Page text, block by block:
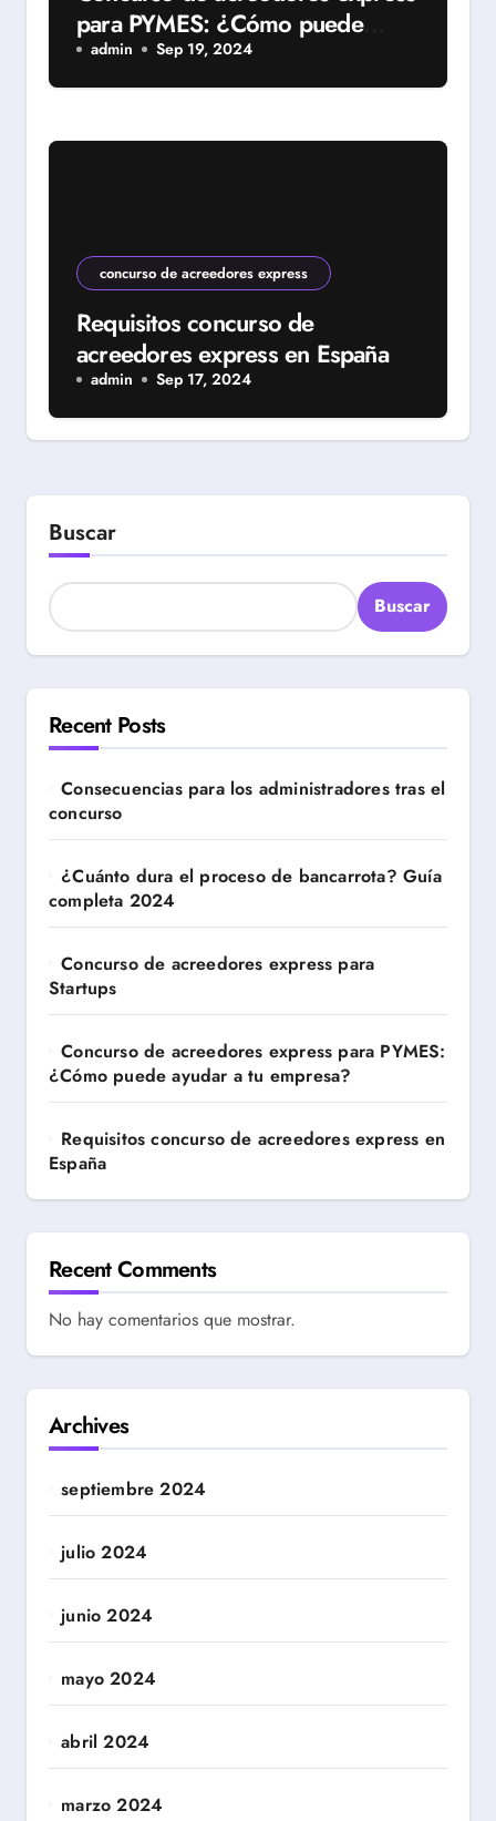
para PYMES: ¿Cómo puede
ayudar a tu empresa?
admin Sep 19, 2024
concurso de acreedores express
Requisitos concurso de
acreedores express en España
admin Sep 17, 2024
Buscar
Buscar
Recent Posts
Consecuencias para los administradores tras el
concurso
¿Cuánto dura el proceso de bancarrota? Guía
completa 2024
Concurso de acreedores express para
Startups
Concurso de acreedores express para PYMES:
¿Cómo puede ayudar a tu empresa?
Requisitos concurso de acreedores express en
España
Recent Comments
No hay comentarios que mostrar.
Archives
septiembre 2024
julio 2024
junio 2024
mayo 2024
abril 2024
marzo 2024